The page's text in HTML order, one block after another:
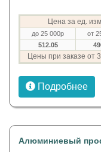
Цена за ед.
до 25 000р от
512.05
Цены при заказе от
Подробнее
Алюминиевый